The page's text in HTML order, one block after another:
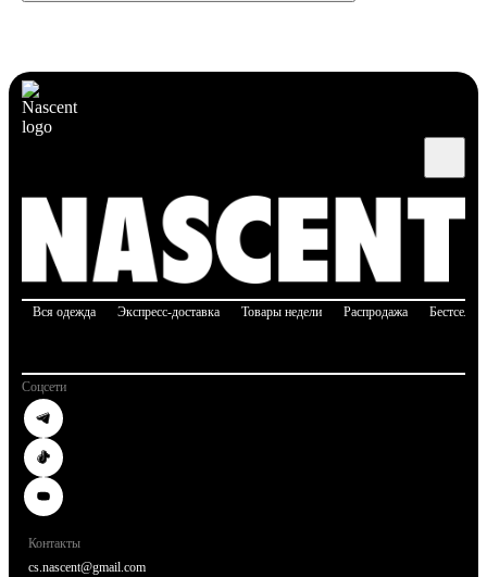
Вся одежда Экспресс-доставка Товары недели Распродажа
Соцсети
Контакты
cs.nascent@gmail.com